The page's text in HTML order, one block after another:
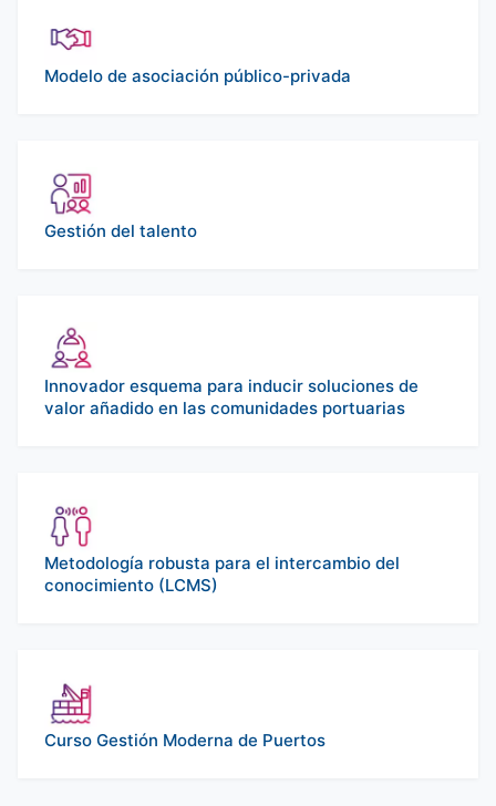
Modelo de asociación público-privada
Gestión del talento
Innovador esquema para inducir soluciones de
valor añadido en las comunidades portuarias
Metodología robusta para el intercambio del
conocimiento (LCMS)
Curso Gestión Moderna de Puertos